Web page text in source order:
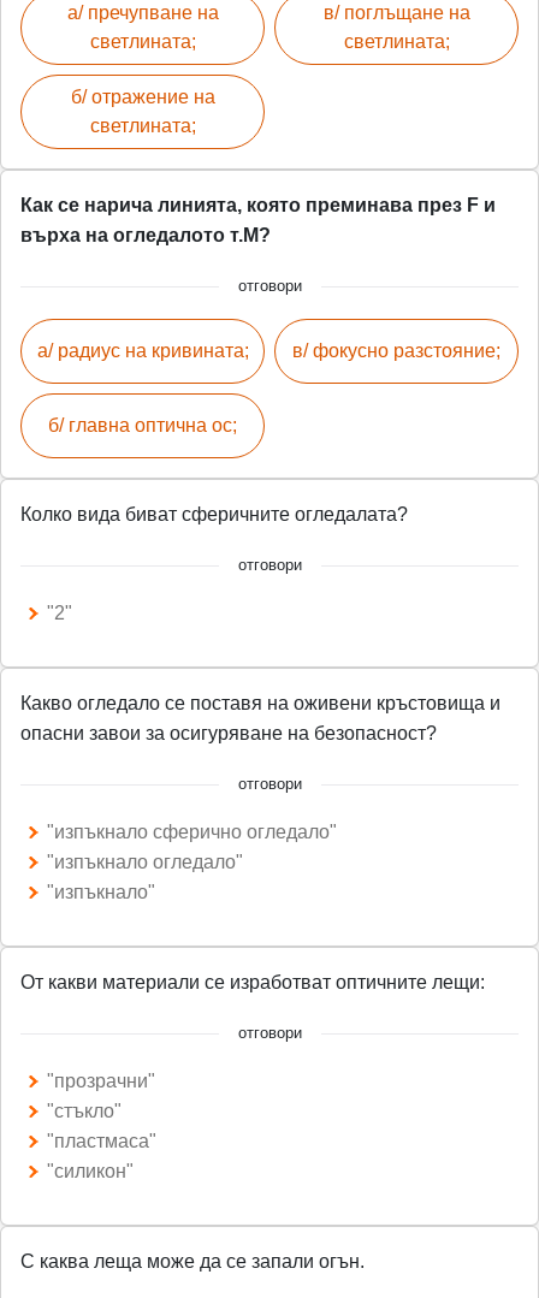
а/ пречупване на
светлината;
б/ отражение на
светлината;
в/ поглъщане на
светлината;
Как се нарича линията, която преминава през F и
върха на огледалото т.М?
отговори
а/ радиус на кривината;
б/ главна оптична ос;
в/ фокусно разстояние;
Колко вида биват сферичните огледалата?
отговори
"2"
Какво огледало се поставя на оживени кръстовища и
опасни завои за осигуряване на безопасност?
отговори
"изпъкнало сферично огледало"
"изпъкнало огледало"
"изпъкнало"
От какви материали се изработват оптичните лещи:
отговори
"прозрачни"
"стъкло"
"пластмаса"
"силикон"
С каква леща може да се запали огън.